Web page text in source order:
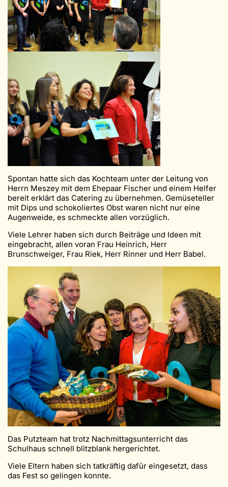
Spontan hatte sich das Kochteam unter der Leitung von
Herrn Meszey mit dem Ehepaar Fischer und einem Helfer
bereit erklärt das Catering zu übernehmen. Gemüseteller
mit Dips und schokoliertes Obst waren nicht nur eine
Augenweide, es schmeckte allen vorzüglich.
Viele Lehrer haben sich durch Beiträge und Ideen mit
eingebracht, allen voran Frau Heinrich, Herr
Brunschweiger, Frau Riek, Herr Rinner und Herr Babel.
Das Putzteam hat trotz Nachmittagsunterricht das
Schulhaus schnell blitzblank hergerichtet.
Viele Eltern haben sich tatkräftig dafür eingesetzt, dass
das Fest so gelingen konnte.